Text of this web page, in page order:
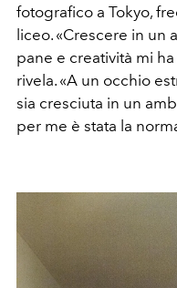
fotografico a Tokyo,
liceo. «Crescere in
pane e creatività mi
rivela. «A un occhio
sia cresciuta in un
per me è stata la